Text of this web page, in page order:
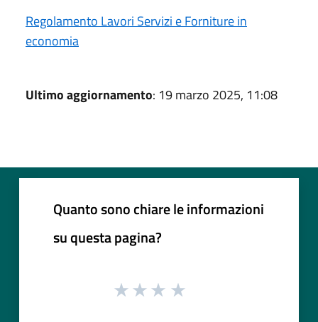
Regolamento Lavori Servizi e Forniture in
economia
Ultimo aggiornamento: 19 marzo 2025, 11:08
Quanto sono chiare le informazioni
su questa pagina?